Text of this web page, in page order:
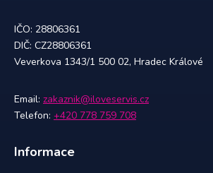
IČO: 28806361
DIČ: CZ28806361
Veverkova 1343/1 500 02, Hradec Králové
Email: zakaznik@iloveservis.cz
Telefon: +420 778 759 708
Informace